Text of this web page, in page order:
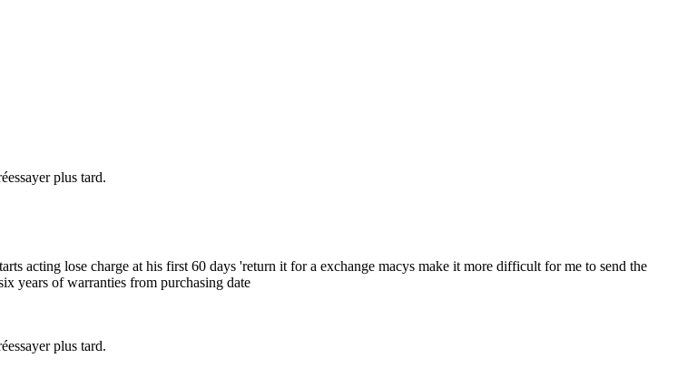
plus tard.
acting lose charge at his first 60 days 'return it for a exchange macys make it more difficult for me to send the
years of warranties from purchasing date
plus tard.